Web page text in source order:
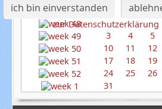
So
Mo Di
3
4 5
10
11 12
17
18 19
24
25 26
31
ich bin einverstanden
zur Datenschutzerklärung